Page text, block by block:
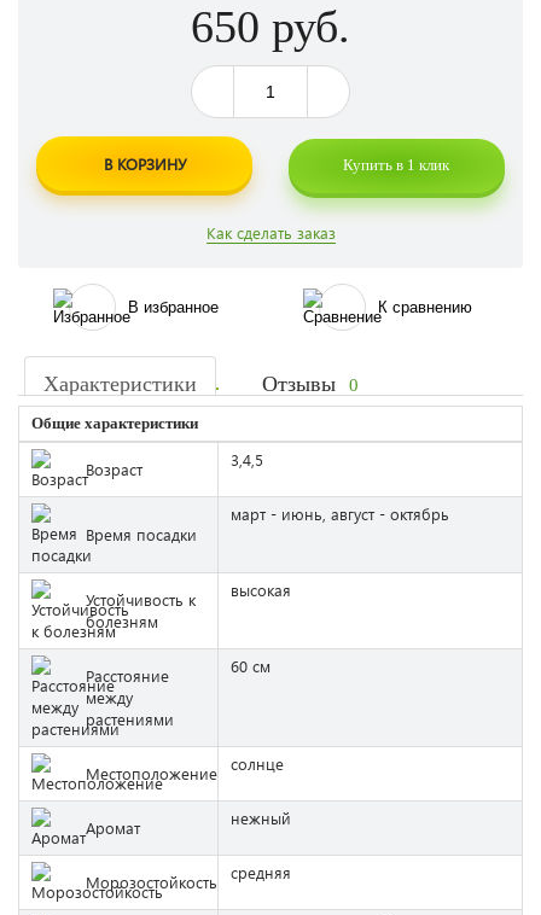
650 руб.
В КОРЗИНУ Купить в 1 клик
Как сделать заказ
В избранное К сравнению
Характеристики Отзывы 0
Общие характеристики
Возраст 3,4,5
Время посадки
март - июнь, август - октябрь
Устойчивость к
болезням
высокая
Расстояние
между
растениями
60 см
Местоположение солнце
Аромат нежный
Морозостойкость средняя